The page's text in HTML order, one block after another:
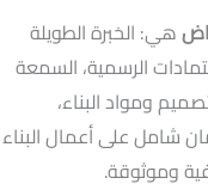
هي: الخبرة الطويلة
الرسمية، السمعة
ومواد البناء،
شامل على أعمال البناء
وموثوقة.